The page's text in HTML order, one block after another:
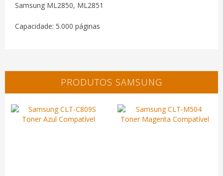
Samsung ML2850, ML2851
Capacidade: 5.000 páginas
PRODUTOS SAMSUNG